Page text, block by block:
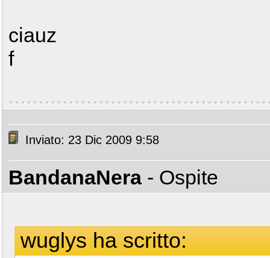
ciauz
f
Inviato: 23 Dic 2009 9:58
BandanaNera - Ospite
wuglys ha scritto: